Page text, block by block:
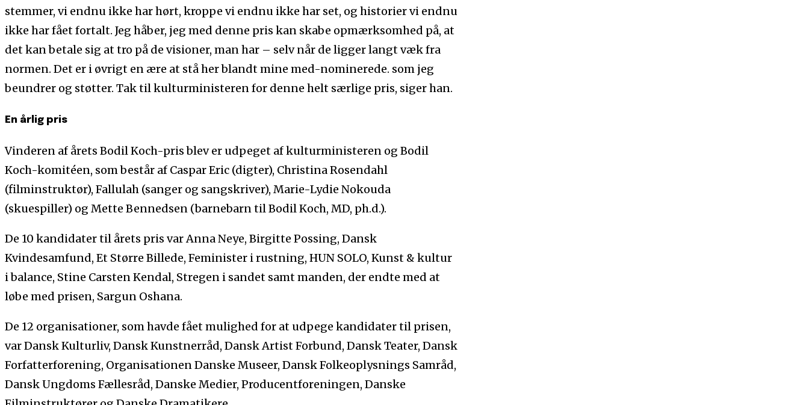
stemmer, vi endnu ikke har hørt, kroppe vi endnu ikke har set, og historier vi endnu
ikke har fået fortalt. Jeg håber, jeg med denne pris kan skabe opmærksomhed på, at
det kan betale sig at tro på de visioner, man har – selv når de ligger langt væk fra
normen. Det er i øvrigt en ære at stå her blandt mine med-nominerede. som jeg
beundrer og støtter. Tak til kulturministeren for denne helt særlige pris, siger han.
En årlig pris
Vinderen af årets Bodil Koch-pris blev er udpeget af kulturministeren og Bodil
Koch-komitéen, som består af Caspar Eric (digter), Christina Rosendahl
(filminstruktør), Fallulah (sanger og sangskriver), Marie-Lydie Nokouda
(skuespiller) og Mette Bennedsen (barnebarn til Bodil Koch, MD, ph.d.).
De 10 kandidater til årets pris var Anna Neye, Birgitte Possing, Dansk
Kvindesamfund, Et Større Billede, Feminister i rustning, HUN SOLO, Kunst & kultur
i balance, Stine Carsten Kendal, Stregen i sandet samt manden, der endte med at
løbe med prisen, Sargun Oshana.
De 12 organisationer, som havde fået mulighed for at udpege kandidater til prisen,
var Dansk Kulturliv, Dansk Kunstnerråd, Dansk Artist Forbund, Dansk Teater, Dansk
Forfatterforening, Organisationen Danske Museer, Dansk Folkeoplysnings Samråd,
Dansk Ungdoms Fællesråd, Danske Medier, Producentforeningen, Danske